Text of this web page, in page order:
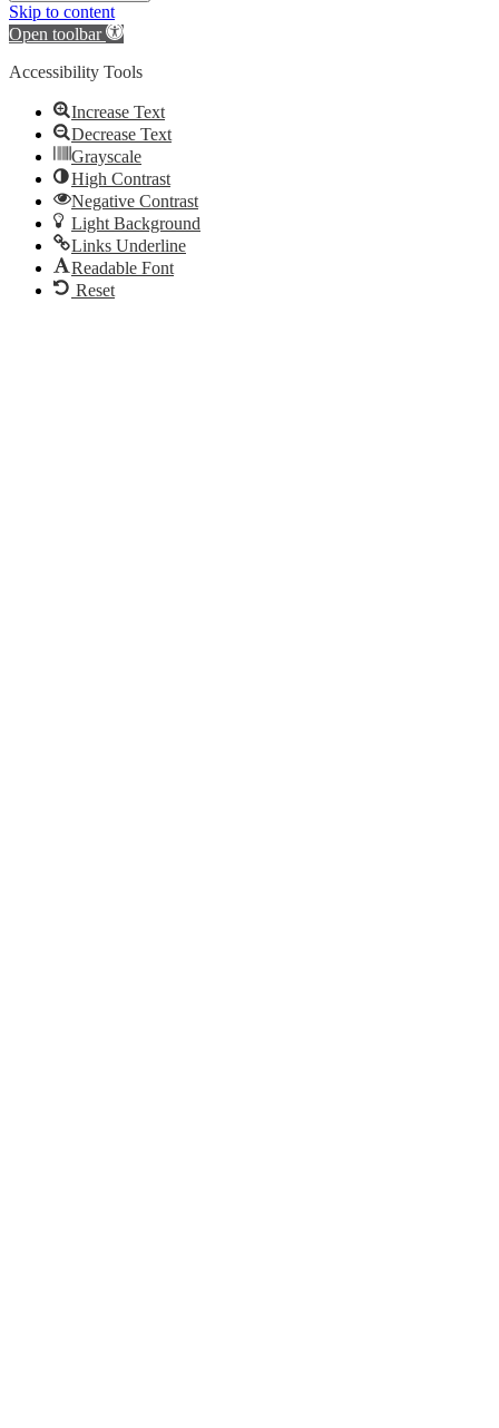
Skip to content
Open toolbar
Accessibility Tools
Increase Text
Decrease Text
Grayscale
High Contrast
Negative Contrast
Light Background
Links Underline
Readable Font
Reset